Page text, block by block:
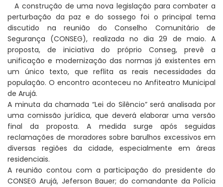
A construção de uma nova legislação para combater a
perturbação da paz e do sossego foi o principal tema
discutido na reunião do Conselho Comunitário de
Segurança (CONSEG), realizada no dia 29 de maio. A
proposta, de iniciativa do próprio Conseg, prevê a
unificação e modernização das normas já existentes em
um único texto, que reflita as reais necessidades da
população. O encontro aconteceu no Anfiteatro Municipal
de Arujá.
A minuta da chamada “Lei do Silêncio” será analisada por
uma comissão jurídica, que deverá elaborar uma versão
final da proposta. A medida surge após seguidas
reclamações de moradores sobre barulhos excessivos em
diversas regiões da cidade, especialmente em áreas
residenciais.
A reunião contou com a participação do presidente do
CONSEG Arujá, Jeferson Bauer; do comandante da Polícia